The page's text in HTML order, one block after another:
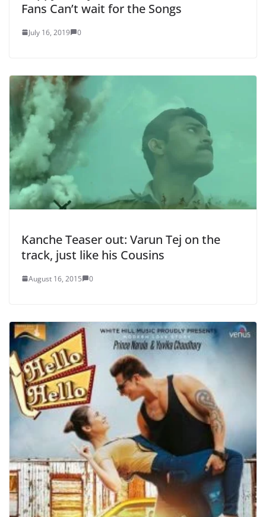
Fans Can’t wait for the Songs
July 16, 2019 0
Kanche Teaser out: Varun Tej on the
track, just like his Cousins
August 16, 2015 0